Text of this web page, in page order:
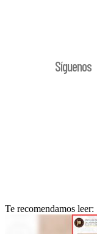
Síguenos
Te recomendamos leer: